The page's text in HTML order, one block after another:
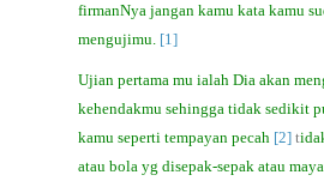
firmanNya jangan kamu kata kamu
mengujimu. [1]
Ujian pertama mu ialah Dia akan
kehendakmu sehingga tidak sedikit
kamu seperti tempayan pecah [2] t
atau bola yg disepak-sepak atau